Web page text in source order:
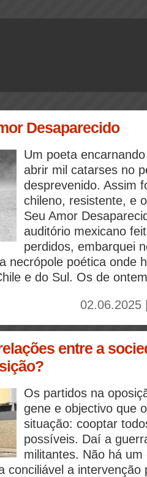
Desaparecido
Um poeta
abrir mil catarses no
desprevenido. Assim
chileno, resistente, e
Seu Amor
auditório mexicano
perdidos, embarquei
necrópole poética onde
e do Sul. Os de
entre a
Os partidos na
gene e objectivo que
situação: cooptar
possíveis. Daí a
militantes. Não há um
conciliável a intervenção